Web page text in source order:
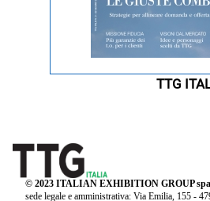
TTG
© 2023 ITALIAN EXHIBITION GROUP spa
sede legale e amministrativa: Via Emilia, 155 -